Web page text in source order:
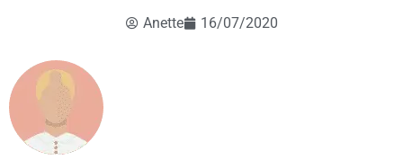
Anette 16/07/2020